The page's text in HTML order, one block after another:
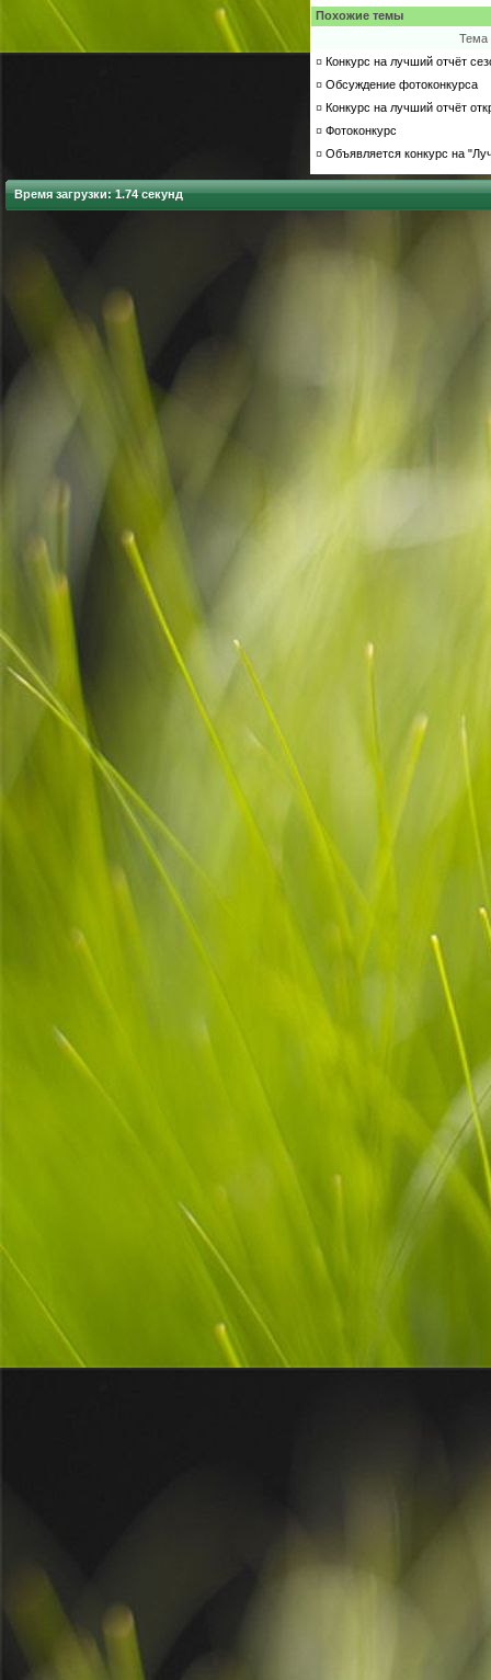
Похожие темы
Тема
¤ Конкурс на лучший отчёт
¤ Обсуждение фотоконкурса
¤ Конкурс на лучший отчёт
¤ Фотоконкурс
¤ Объявляется конкурс на
Время загрузки: 1.74 секунд